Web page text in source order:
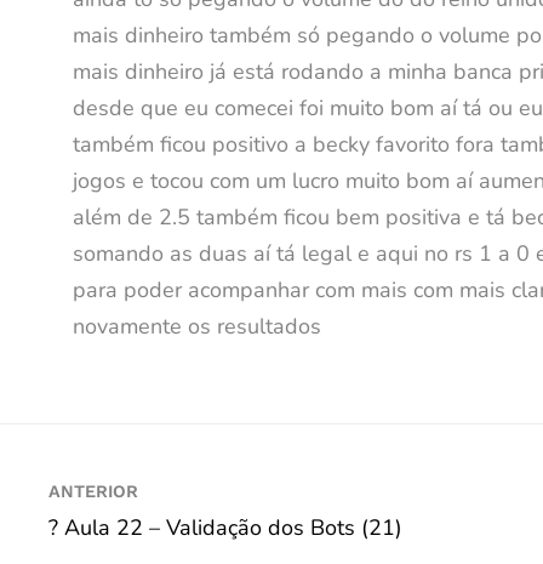
mais dinheiro também só pegando o volume
mais dinheiro já está rodando a minha banca
desde que eu comecei foi muito bom aí tá ou
também ficou positivo a becky favorito fora
jogos e tocou com um lucro muito bom aí
além de 2.5 também ficou bem positiva e tá
somando as duas aí tá legal e aqui no rs 1 a
para poder acompanhar com mais com mais
novamente os resultados
ANTERIOR
? Aula 22 – Validação dos Bots (21)